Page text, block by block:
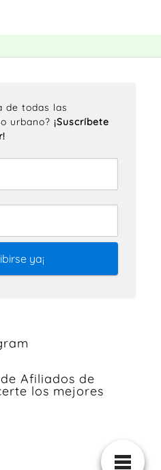
de todas las
urbano? ¡Suscríbete
Afiliados de
los mejores